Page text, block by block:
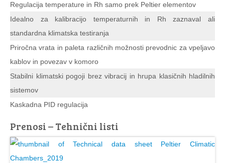
Regulacija temperature in Rh samo prek Peltier elementov
Idealno za kalibracijo temperaturnih in Rh zaznaval ali
standardna klimatska testiranja
Priročna vrata in paleta različnih možnosti prevodnic za vpeljavo
kablov in povezav v komoro
Stabilni klimatski pogoji brez vibracij in hrupa klasičnih hladilnih
sistemov
Kaskadna PID regulacija
Prenosi – Tehnični listi